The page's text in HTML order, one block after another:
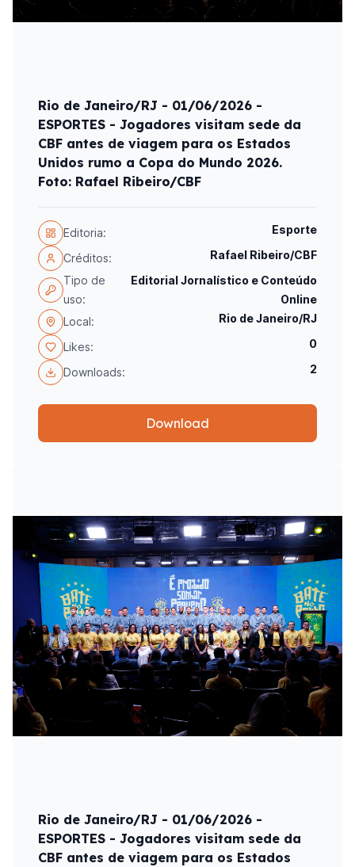
Rio de Janeiro/RJ - 01/06/2026 -
ESPORTES - Jogadores visitam sede da
CBF antes de viagem para os Estados
Unidos rumo a Copa do Mundo 2026.
Foto: Rafael Ribeiro/CBF
Editoria: Esporte
Créditos:
Rafael Ribeiro/CBF
Tipo de
uso:
Editorial Jornalístico e Conteúdo
Online
Local:
Rio de Janeiro/RJ
Likes: 0
Downloads: 2
Download
Rio de Janeiro/RJ - 01/06/2026 -
ESPORTES - Jogadores visitam sede da
CBF antes de viagem para os Estados